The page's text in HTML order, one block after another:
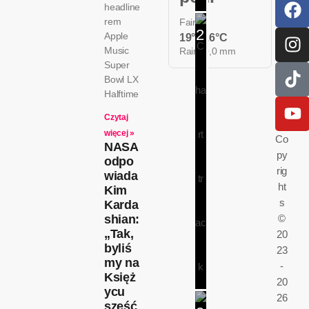
headline
rem
Apple
Music
Super
Bowl LX
Halftime
Czytaj
więcej »
NASA
odpo
wiada
Kim
Karda
shian:
„Tak,
byliś
my na
Księż
ycu
sześć
Fair
19° / 26°C
Rain: 0,0 mm
c
e
2
Co
py
rig
ht
s
©
20
23
-
20
26